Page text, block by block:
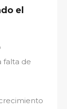
el
falta de